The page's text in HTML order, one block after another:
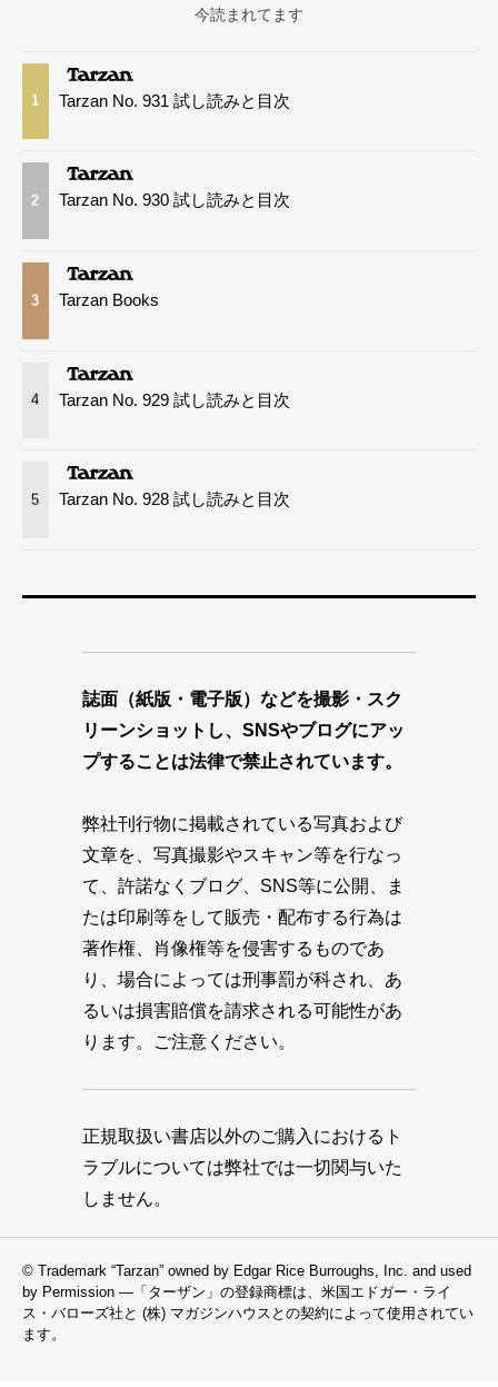
今読まれてます
1 Tarzan No. 931 試し読みと目次
2 Tarzan No. 930 試し読みと目次
3 Tarzan Books
4 Tarzan No. 929 試し読みと目次
5 Tarzan No. 928 試し読みと目次
誌面（紙版・電子版）などを撮影・スク
リーンショットし、SNSやブログにアッ
プすることは法律で禁止されています。
弊社刊行物に掲載されている写真および
文章を、写真撮影やスキャン等を行なっ
て、許諾なくブログ、SNS等に公開、ま
たは印刷等をして販売・配布する行為は
著作権、肖像権等を侵害するものであ
り、場合によっては刑事罰が科され、あ
るいは損害賠償を請求される可能性があ
ります。ご注意ください。
正規取扱い書店以外のご購入におけるト
ラブルについては弊社では一切関与いた
しません。
© Trademark “Tarzan” owned by Edgar Rice Burroughs, Inc. and used
by Permission —「ターザン」の登録商標は、米国エドガー・ライ
ス・バローズ社と (株) マガジンハウスとの契約によって使用されてい
ます。